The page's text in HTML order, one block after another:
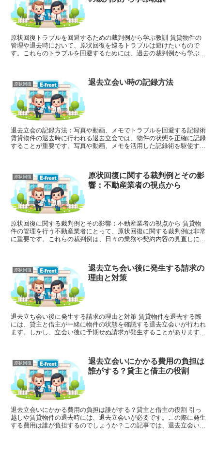
原状回復トラブルを回避するための裁判例から学ぶ教訓 賃貸物件の
管理や退去時において、原状回復を巡るトラブルは避けたいもので
す。これらのトラブルを回避するためには、過去の裁判例から学ぶこ
原状回復 退去立会い時の記録方法
退去立会の記録方法：写真や動画、メモでトラブルを回避する記録術
賃貸物件の退去時に行われる退去立会では、物件の状態を正確に記録
することが重要です。写真や動画、メモを活用した記録術を駆使する
原状回復
原状回復に関する裁判例とその影
響：不動産業者の視点から
原状回復に関する裁判例とその影響：不動産業者の視点から 賃貸物
件の管理を行う不動産業者にとって、原状回復に関する裁判例は非常
に重要です。これらの裁判例は、日々の業務や契約内容の見直しに影
原状回復
退去立ち会い後に発生する請求の
理由と対策
退去立ち会い後に発生する請求の理由と対策 賃貸物件を退去する際
には、貸主と借主が一緒に物件の状態を確認する退去立会いが行われ
ます。しかし、立会い後に予期せぬ請求が発生することがあります。
原状回復
退去立会いにかかる費用の負担は
誰がする？貸主と借主の役割
退去立会いにかかる費用の負担は誰がする？貸主と借主の役割 引っ
越しや賃貸物件の退去時には、退去立会いが必要です。この際に発生
する費用は誰が負担するのでしょうか？この記事では、退去立会いに